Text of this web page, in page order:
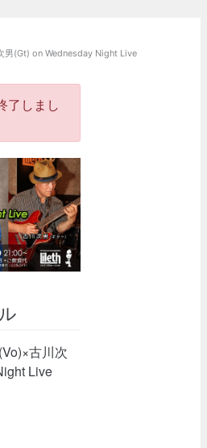
男(Gt) on Wednesday Night Live
了しまし
古川次
Live